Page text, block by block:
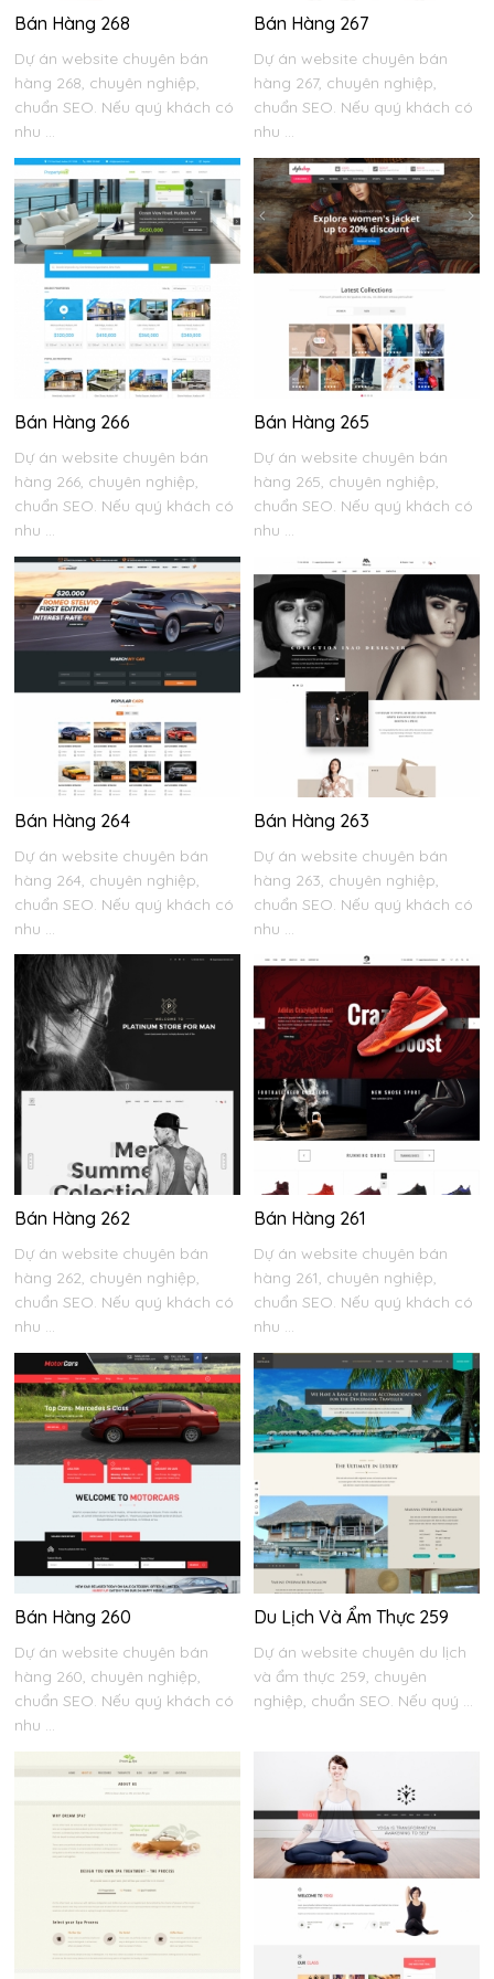
Bán Hàng 268
Dự án website chuyên bán
hàng 268, chuyên nghiệp,
chuẩn SEO. Nếu quý khách có
nhu ...
Bán Hàng 267
Dự án website chuyên bán
hàng 267, chuyên nghiệp,
chuẩn SEO. Nếu quý khách có
nhu ...
Bán Hàng 266
Dự án website chuyên bán
hàng 266, chuyên nghiệp,
chuẩn SEO. Nếu quý khách có
nhu ...
Bán Hàng 265
Dự án website chuyên bán
hàng 265, chuyên nghiệp,
chuẩn SEO. Nếu quý khách có
nhu ...
Bán Hàng 264
Dự án website chuyên bán
hàng 264, chuyên nghiệp,
chuẩn SEO. Nếu quý khách có
nhu ...
Bán Hàng 263
Dự án website chuyên bán
hàng 263, chuyên nghiệp,
chuẩn SEO. Nếu quý khách có
nhu ...
Bán Hàng 262
Dự án website chuyên bán
hàng 262, chuyên nghiệp,
chuẩn SEO. Nếu quý khách có
nhu ...
Bán Hàng 261
Dự án website chuyên bán
hàng 261, chuyên nghiệp,
chuẩn SEO. Nếu quý khách có
nhu ...
Bán Hàng 260
Dự án website chuyên bán
hàng 260, chuyên nghiệp,
chuẩn SEO. Nếu quý khách có
nhu ...
Du Lịch Và Ẩm Thực 259
Dự án website chuyên du lịch
và ẩm thực 259, chuyên
nghiệp, chuẩn SEO. Nếu quý ...